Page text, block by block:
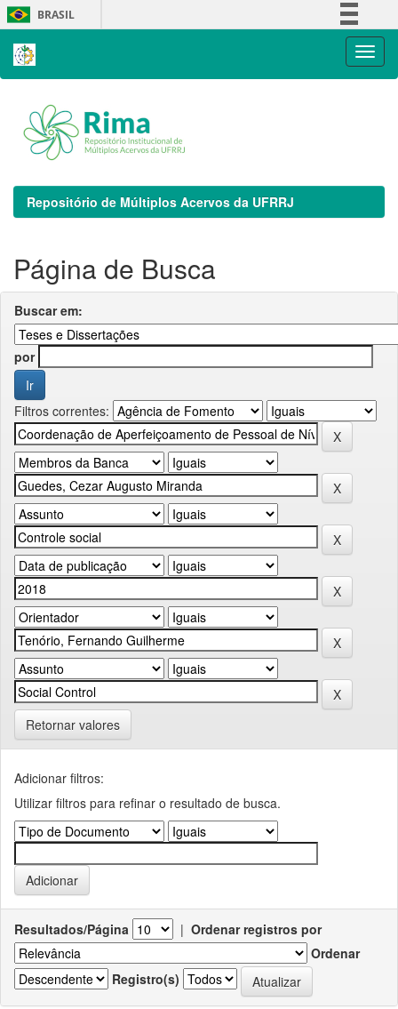
Skip
navigation
BRASIL
Repositório de Múltiplos Acervos da UFRRJ
Página de Busca
Buscar em:
por
Filtros correntes:
Retornar valores
Adicionar filtros:
Utilizar filtros para refinar o resultado de busca.
Resultados/Página | Ordenar registros por
Ordenar
Registro(s)